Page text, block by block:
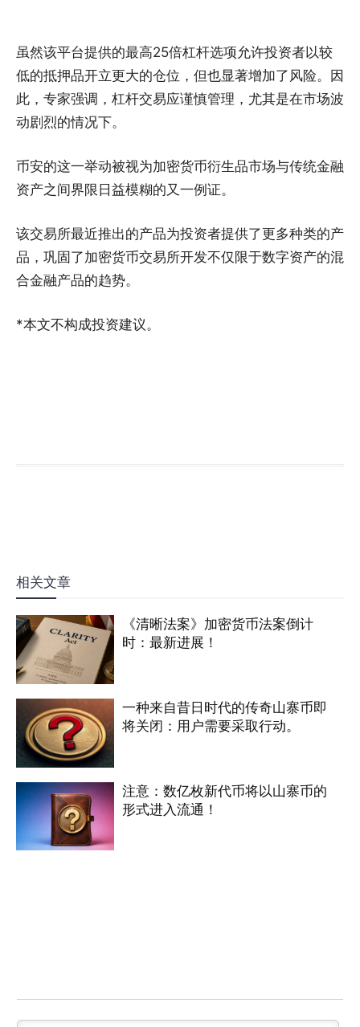
虽然该平台提供的最高25倍杠杆选项允许投资者以较
低的抵押品开立更大的仓位，但也显著增加了风险。因
此，专家强调，杠杆交易应谨慎管理，尤其是在市场波
动剧烈的情况下。
币安的这一举动被视为加密货币衍生品市场与传统金融
资产之间界限日益模糊的又一例证。
该交易所最近推出的产品为投资者提供了更多种类的产
品，巩固了加密货币交易所开发不仅限于数字资产的混
合金融产品的趋势。
*本文不构成投资建议。
相关文章
《清晰法案》加密货币法案倒计
时：最新进展！
一种来自昔日时代的传奇山寨币即
将关闭：用户需要采取行动。
注意：数亿枚新代币将以山寨币的
形式进入流通！